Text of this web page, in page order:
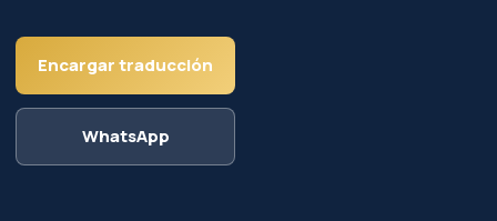
Encargar traducción
WhatsApp